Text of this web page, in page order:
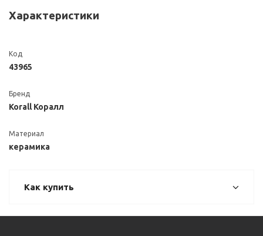
Характеристики
Код
43965
Бренд
Korall Коралл
Материал
керамика
Как купить